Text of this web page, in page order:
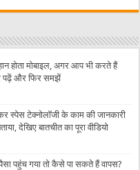
होता मोबाइल, अगर आप भी करते हैं
पढ़ें और फिर समझें
स्पेस टेक्नोलॉजी के काम की जानकारी
देखिए बातचीत का पूरा वीडियो
पहुंच गया तो कैसे पा सकते हैं वापस?